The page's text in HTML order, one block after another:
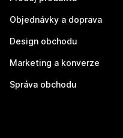
Objednávky a doprava
Design obchodu
Marketing a konverze
Správa obchodu